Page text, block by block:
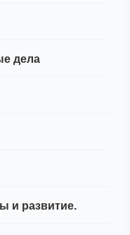
дела
и развитие.